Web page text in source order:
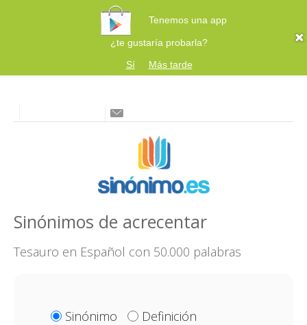
Tenemos una app
¿te gustaría probarla?
Sí
Más tarde
Sinónimos de acrecentar
Tesauro en Español con 50.000 palabras
Sinónimo
Definición